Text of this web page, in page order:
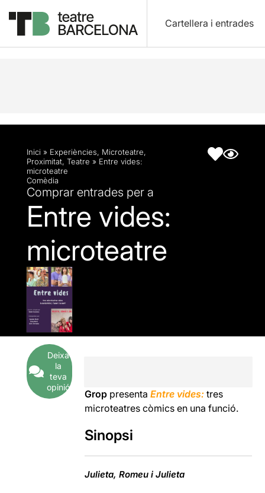
Cartellera i entrades
Descripció Fitxa artística
Inici » Experiències, Microteatre,
Proximitat, Teatre » Entre vides:
microteatre
Comèdia
Comprar entrades per a
Entre vides:
microteatre
Deixa
la
teva
opinió
Grop presentaEntre vides: tres
microteatres còmics en una funció.
Sinopsi
Julieta, Romeu i Julieta